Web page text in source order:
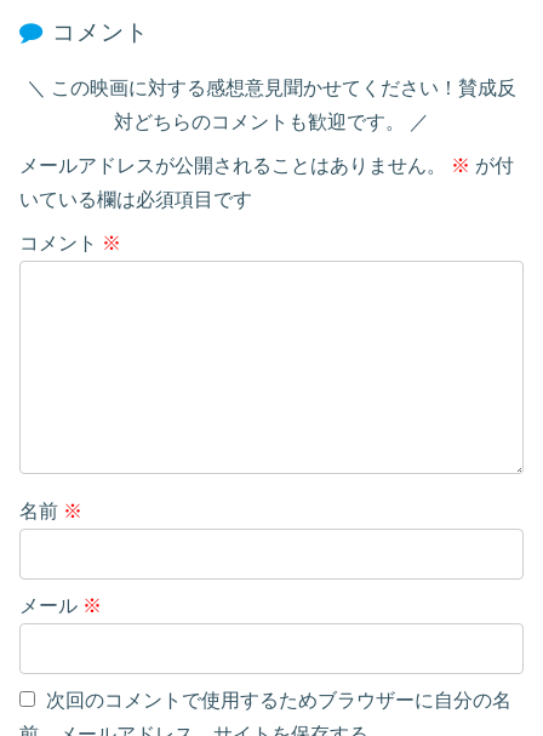
コメント
この映画に対する感想意見聞かせてください！賛成反
対どちらのコメントも歓迎です。
メールアドレスが公開されることはありません。 ※ が付
いている欄は必須項目です
コメント ※
名前 ※
メール ※
次回のコメントで使用するためブラウザーに自分の名